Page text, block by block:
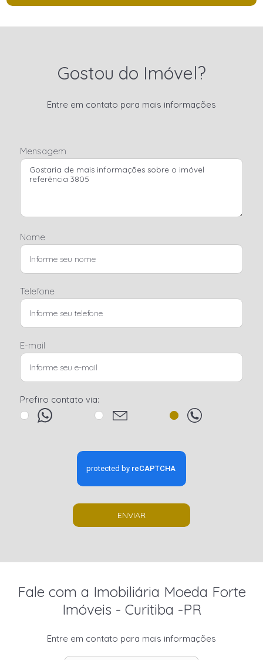
Gostou do Imóvel?
Entre em contato para mais informações
Mensagem
Nome
Telefone
E-mail
Prefiro contato via:
ENVIAR
Fale com a Imobiliária Moeda Forte
Imóveis - Curitiba -PR
Entre em contato para mais informações